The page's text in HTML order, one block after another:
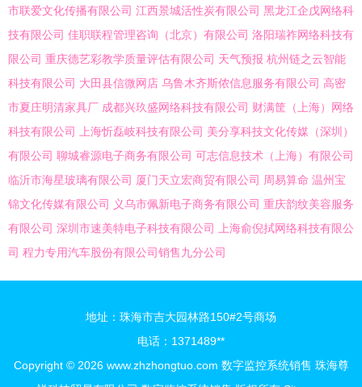
市联爱文化传播有限公司 江西景城活性炭有限公司 黑龙江企戊网络科
技有限公司 佳职联程管理咨询（北京）有限公司 洛阳瑞祚网络科技有
限公司 重庆德艺彩教学质量评估有限公司 天气预报 杭州链之云智能
科技有限公司 大田县信微网店 乌鲁木齐斯侬信息服务有限公司 高密
市夏庄明清家具厂 成都兴玖盛网络科技有限公司 财满筐（上海）网络
科技有限公司
上海忻磊岐科技有限公司 美分享科技文化传媒（深圳）
有限公司 聊城睿源电子商务有限公司 可志信息技术（上海）有限公司
临沂市海星玻璃有限公司 厦门天立宏商贸有限公司 周易算命 温州宝
锦文化传媒有限公司
义乌市佩新电子商务有限公司 重庆韵纹美容服务
有限公司 深圳市速美特电子科技有限公司
上海俞倪拭网络科技有限公
司 程力专用汽车股份有限公司销售九分公司
地址：珠海市吉大园林路150#2号商场
电话：1371489**
Copyright © 2026 www.zhzhongtuo.com 数字监控系统销售 珠海尊